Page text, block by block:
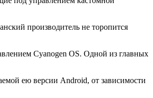
производитель не торопится
Cyanogen OS. Одной из главных
ею версии Android, от зависимости